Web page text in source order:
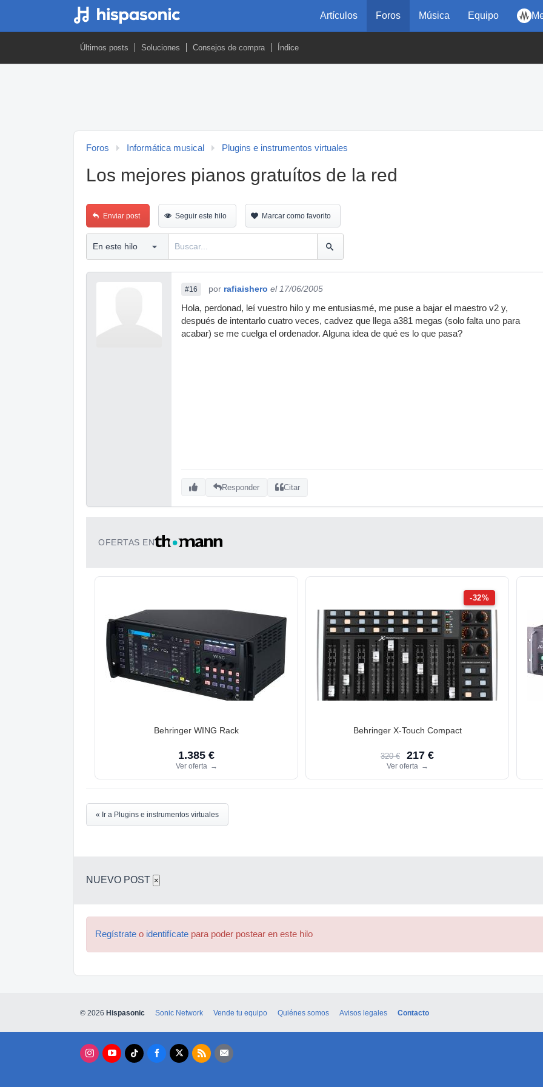
Artículos Foros Música Equipo
Últimos posts Soluciones Consejos de compra Índice
Foros Informática musical Plugins e instrumentos virtuales
Los mejores pianos gratuítos de la red
Enviar post Seguir este hilo Marcar como favorito
#16 por rafiaishero el 17/06/2005
Hola, perdonad, leí vuestro hilo y me entusiasmé, me puse a bajar el maestro v2 y,
después de intentarlo cuatro veces, cadvez que llega a381 megas (solo falta uno para
acabar) se me cuelga el ordenador. Alguna idea de qué es lo que pasa?
Responder Citar
OFERTAS EN
Behringer WING Rack
1.385 €
Ver oferta →
-32%
Behringer X-Touch Compact
320 € 217 €
Ver oferta →
« Ir a Plugins e instrumentos virtuales
NUEVO POST ×
Regístrate o identifícate para poder postear en este hilo
© 2026 Hispasonic Sonic Network Vende tu equipo Quiénes somos Avisos legales Contacto